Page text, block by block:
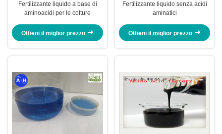
Fertilizzante liquido a base di
aminoacidi per le colture
Ottieni il miglior prezzo
Fertilizzante liquido senza acidi
aminatici
Ottieni il miglior prezzo